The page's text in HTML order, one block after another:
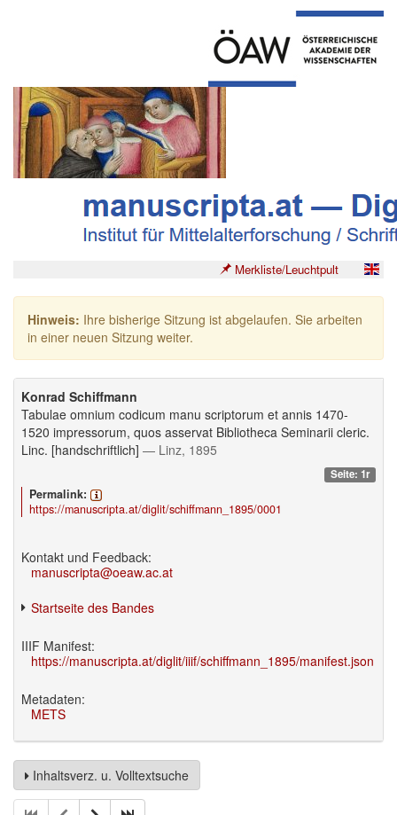
Merkliste/Leuchtpult
Hinweis: Ihre bisherige Sitzung ist abgelaufen. Sie arbeiten
in einer neuen Sitzung weiter.
Konrad Schiffmann
Tabulae omnium codicum manu scriptorum et annis 1470-
1520 impressorum, quos asservat Bibliotheca Seminarii cleric.
Linc. [handschriftlich] — Linz, 1895
Seite: 1r
Permalink:
https://manuscripta.at/diglit/schiffmann_1895/0001
Kontakt und Feedback:
manuscripta@oeaw.ac.at
Startseite des Bandes
IIIF Manifest:
https://manuscripta.at/diglit/iiif/schiffmann_1895/manifest.json
Metadaten:
METS
Inhaltsverz. u. Volltextsuche